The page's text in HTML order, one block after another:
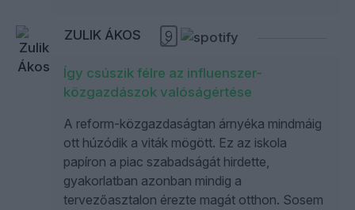
ZULIK ÁKOS 9
Így csúszik félre az influenszer-
közgazdászok valóságértése
A reform-közgazdaságtan árnyéka mindmáig
ott húzódik a viták mögött. Ez az iskola
papíron a piac szabadságát hirdette,
gyakorlatban azonban mindig a
tervezőasztalon érezte magát otthon. Sosem